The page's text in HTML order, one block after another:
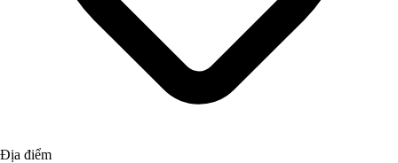
Địa điểm